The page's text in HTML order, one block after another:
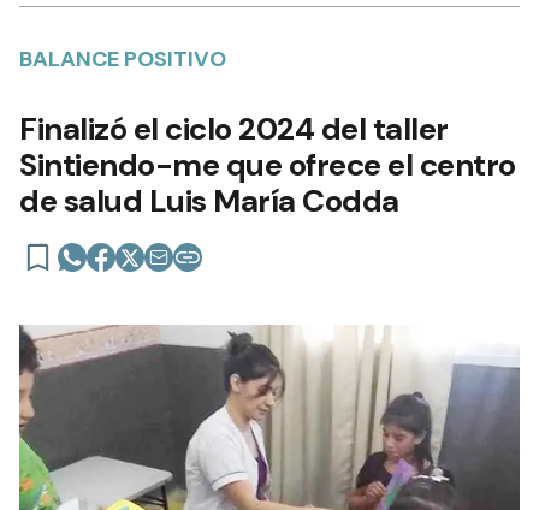
BALANCE POSITIVO
Finalizó el ciclo 2024 del taller
Sintiendo-me que ofrece el centro
de salud Luis María Codda